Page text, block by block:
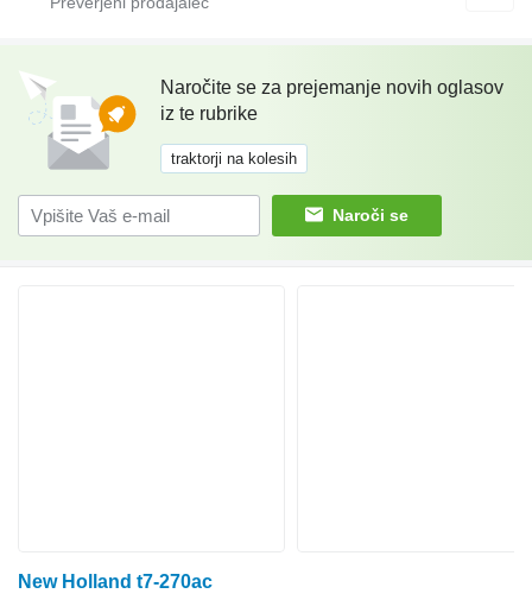
Naročite se za prejemanje novih oglasov
iz te rubrike
traktorji na kolesih
Naroči se
New Holland t7-270ac